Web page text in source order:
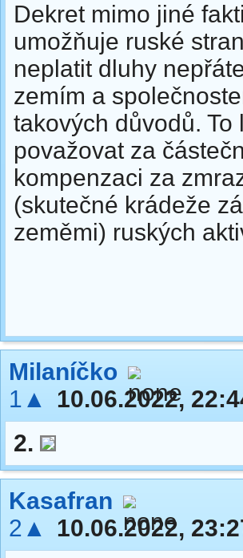
Dekret mimo jiné
umožňuje ruské
neplatit dluhy
zemím a
takových důvodů. To
považovat za
kompenzaci za
(skutečné krádeže
zeměmi) ruských
Milaníčko
1▲
10.06.2022,
2.
Kasafran
2▲
10.06.2022,